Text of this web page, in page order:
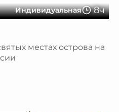
Индивидуальная 8ч
местах острова на